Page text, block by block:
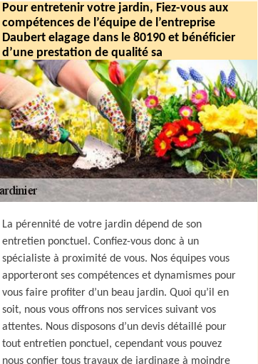
Pour entretenir votre jardin, Fiez-vous aux
compétences de l’équipe de l’entreprise
Daubert elagage dans le 80190 et bénéficier
d’une prestation de qualité sa
La pérennité de votre jardin dépend de son
entretien ponctuel. Confiez-vous donc à un
spécialiste à proximité de vous. Nos équipes vous
apporteront ses compétences et dynamismes pour
vous faire profiter d’un beau jardin. Quoi qu’il en
soit, nous vous offrons nos services suivant vos
attentes. Nous disposons d’un devis détaillé pour
tout entretien ponctuel, cependant vous pouvez
nous confier tous travaux de jardinage à moindre